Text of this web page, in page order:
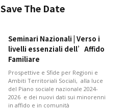
Save The Date
Seminari Nazionali | Verso i
livelli essenziali dell’Affido
Familiare
Prospettive e Sfide per Regioni e
Ambiti Territoriali Sociali, alla luce
del Piano sociale nazionale 2024-
2026 e dei nuovi dati sui minorenni
in affido e in comunità